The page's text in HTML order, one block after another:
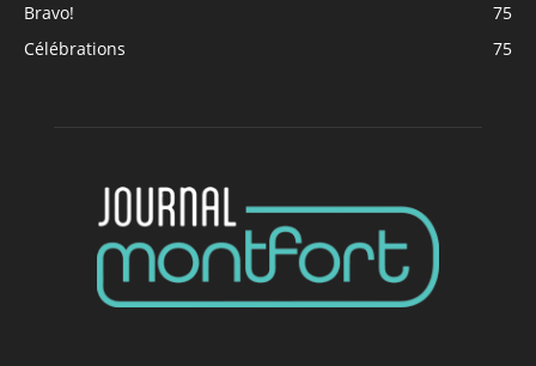
Bravo!
75
Célébrations
75